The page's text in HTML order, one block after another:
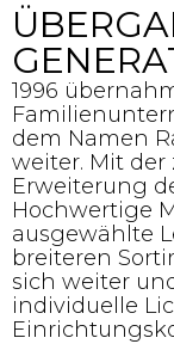
1996
dem Namen
weiter. Mit
Erweiterung
Hochwertige
ausgewählte
breiteren
sich weiter
individuelle